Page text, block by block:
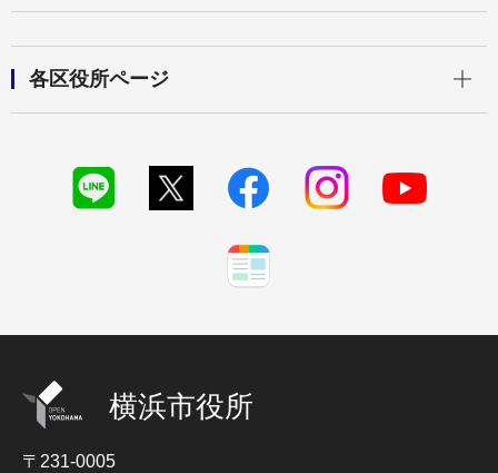
各区役所ページ
横浜市役所
〒231-0005